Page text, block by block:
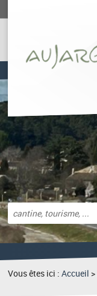
Effectuer
une
recherche
Vous êtes ici :Accueil >